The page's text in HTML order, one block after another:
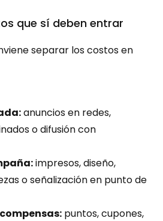
que sí deben entrar
separar los costos en
anuncios en redes,
o difusión con
impresos, diseño,
o señalización en punto de
puntos, cupones,